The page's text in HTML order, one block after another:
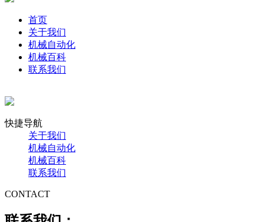
首页
关于我们
机械自动化
机械百科
联系我们
快捷导航
关于我们
机械自动化
机械百科
联系我们
CONTACT